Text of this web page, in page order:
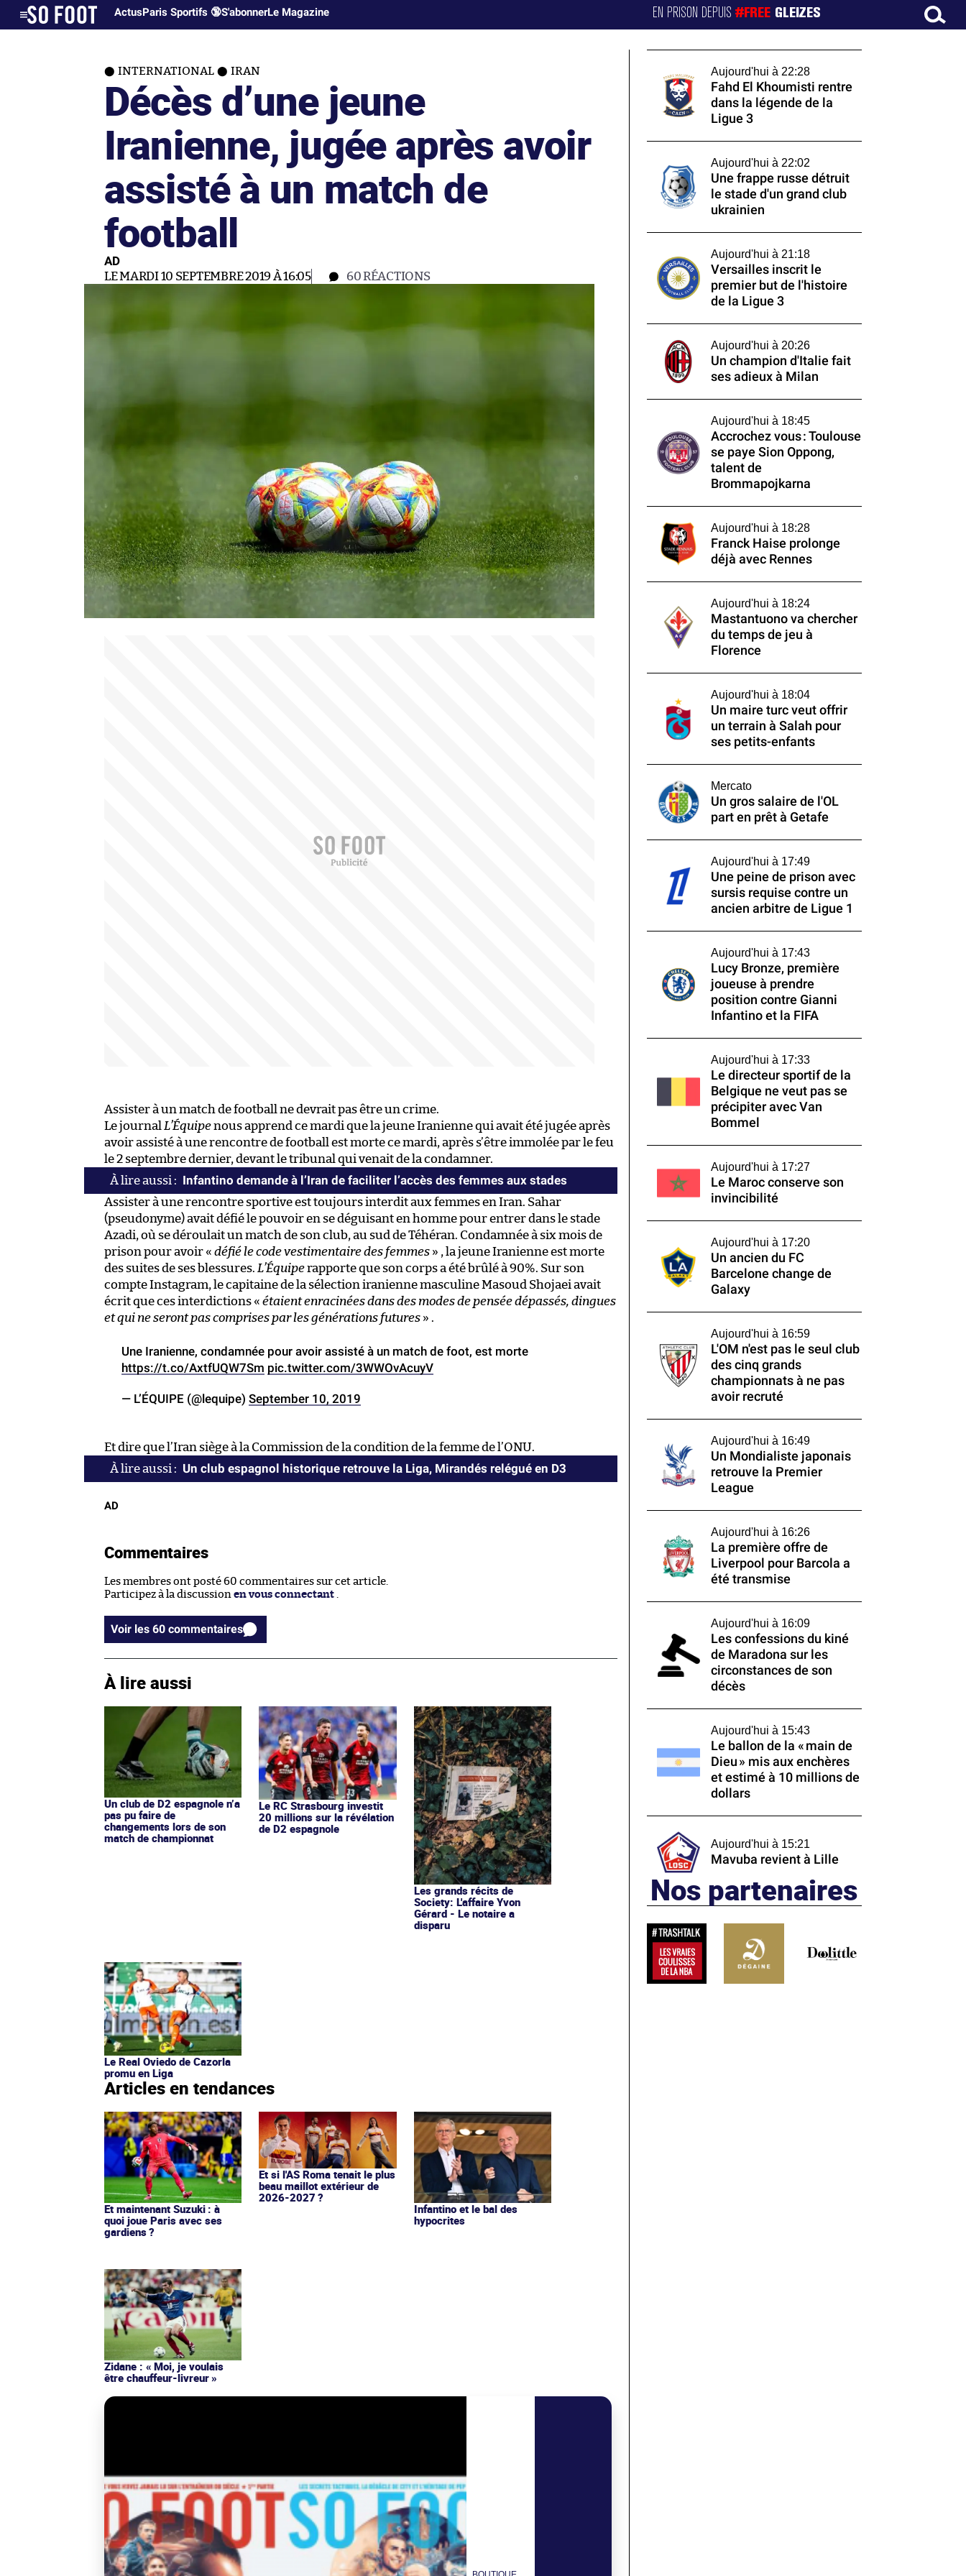
ActusParis Sportifs 🔞S'abonnerLe Magazine EN PRISON DEPUIS#FREE GLEIZES
INTERNATIONAL IRAN
Décès d’une jeune
Iranienne, jugée après avoir
assisté à un match de
football
AD
LE MARDI 10 SEPTEMBRE 2019 À 16:05 60RÉACTIONS
Assister à un match de football ne devrait pas être un crime.
Le journalL’Équipenous apprend ce mardi que la jeune Iranienne qui avait été jugée après
avoir assisté à une rencontre de football est morte ce mardi, après s’être immolée par le feu
le 2 septembre dernier, devant le tribunal qui venait de la condamner.
Infantino demande à l’Iran de faciliter l’accès des femmes aux stades
Assister à une rencontre sportive est toujours interdit aux femmes en Iran. Sahar
(pseudonyme) avait défié le pouvoir en se déguisant en homme pour entrer dans le stade
Azadi, où se déroulait un match de son club, au sud de Téhéran. Condamnée à six mois de
prison pour avoir « défié le code vestimentaire des femmes » , la jeune Iranienne est morte
des suites de ses blessures. L’Équiperapporte que son corps a été brûlé à 90%. Sur son
compte Instagram, le capitaine de la sélection iranienne masculine Masoud Shojaei avait
écrit que ces interdictions « étaient enracinées dans des modes de pensée dépassés, dingues
et qui ne seront pas comprises par les générations futures » .
Une Iranienne, condamnée pour avoir assisté à un match de foot, est morte
https://t.co/AxtfUQW7Sm pic.twitter.com/3WWOvAcuyV
— L’ÉQUIPE (@lequipe) September 10, 2019
Et dire que l’Iran siège à la Commission de la condition de la femme de l’ONU.
Un club espagnol historique retrouve la Liga, Mirandés relégué en D3
AD
Commentaires
Les membres ont posté 60 commentaires sur cet article.
Participez à la discussion en vous connectant .
Voir les 60 commentaires
À lire aussi
Un club de D2 espagnole n’a
pas pu faire de
changements lors de son
match de championnat
Le RC Strasbourg investit
20 millions sur la révélation
de D2 espagnole
Les grands récits de
Society: L'affaire Yvon
Gérard - Le notaire a
disparu
Le Real Oviedo de Cazorla
promu en Liga
Articles en tendances
Et maintenant Suzuki : à
quoi joue Paris avec ses
gardiens ?
Et si l'AS Roma tenait le plus
beau maillot extérieur de
2026-2027 ?
Infantino et le bal des
hypocrites
Zidane : « Moi, je voulais
être chauffeur-livreur »
Aujourd'hui à 22:28
Fahd El Khoumisti rentre
dans la légende de la
Ligue 3
Aujourd'hui à 22:02
Une frappe russe détruit
le stade d'un grand club
ukrainien
Aujourd'hui à 21:18
Versailles inscrit le
premier but de l'histoire
de la Ligue 3
Aujourd'hui à 20:26
Un champion d'Italie fait
ses adieux à Milan
Aujourd'hui à 18:45
Accrochez vous : Toulouse
se paye Sion Oppong,
talent de
Brommapojkarna
Aujourd'hui à 18:28
Franck Haise prolonge
déjà avec Rennes
Aujourd'hui à 18:24
Mastantuono va chercher
du temps de jeu à
Florence
Aujourd'hui à 18:04
Un maire turc veut offrir
un terrain à Salah pour
ses petits-enfants
Mercato
Un gros salaire de l'OL
part en prêt à Getafe
Aujourd'hui à 17:49
Une peine de prison avec
sursis requise contre un
ancien arbitre de Ligue 1
Aujourd'hui à 17:43
Lucy Bronze, première
joueuse à prendre
position contre Gianni
Infantino et la FIFA
Aujourd'hui à 17:33
Le directeur sportif de la
Belgique ne veut pas se
précipiter avec Van
Bommel
Aujourd'hui à 17:27
Le Maroc conserve son
invincibilité
Aujourd'hui à 17:20
Un ancien du FC
Barcelone change de
Galaxy
Aujourd'hui à 16:59
L'OM n'est pas le seul club
des cinq grands
championnats à ne pas
avoir recruté
Aujourd'hui à 16:49
Un Mondialiste japonais
retrouve la Premier
League
Aujourd'hui à 16:26
La première offre de
Liverpool pour Barcola a
été transmise
Aujourd'hui à 16:09
Les confessions du kiné
de Maradona sur les
circonstances de son
décès
Aujourd'hui à 15:43
Le ballon de la « main de
Dieu » mis aux enchères
et estimé à 10 millions de
dollars
Aujourd'hui à 15:21
Mavuba revient à Lille
Nos partenaires